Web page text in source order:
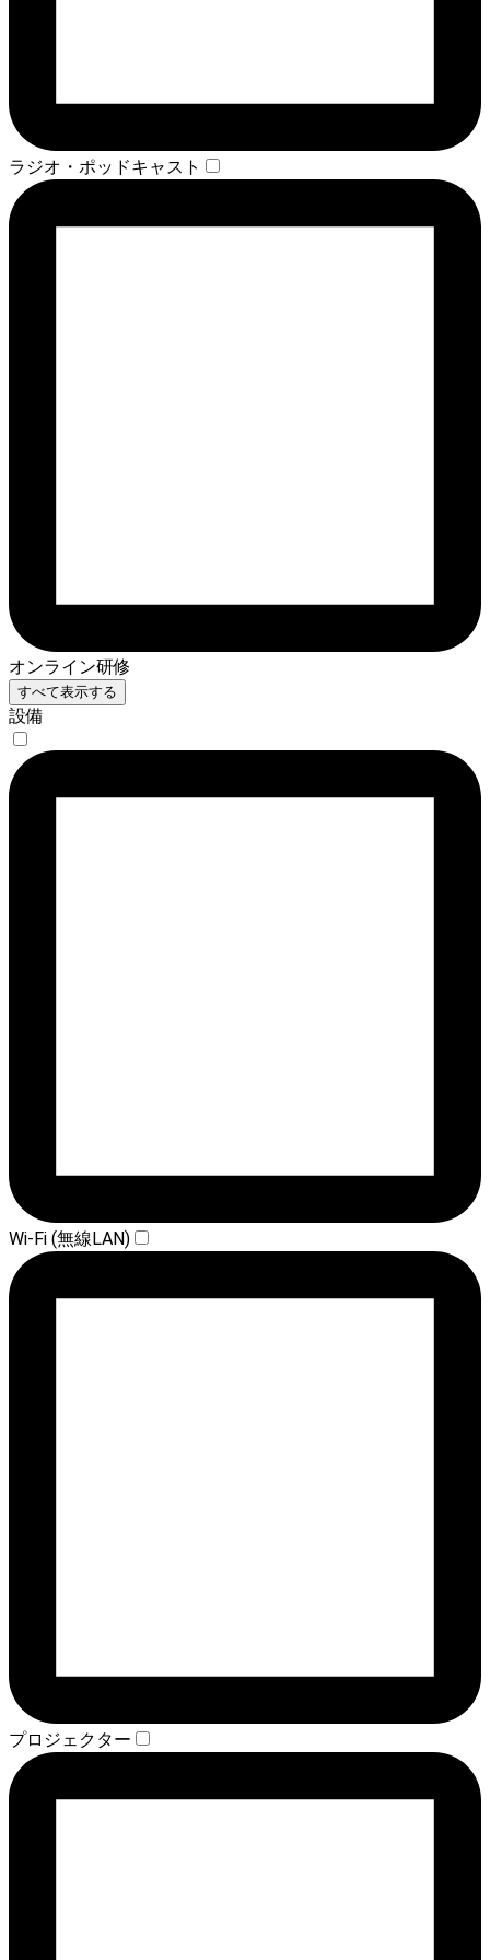
ラジオ・ポッドキャスト
オンライン研修
すべて表示する
設備
Wi-Fi (無線LAN)
プロジェクター